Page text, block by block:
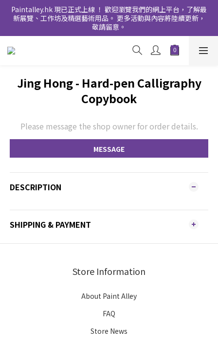
Paintalley.hk 現已正式上線 ！ 歡迎瀏覽我們的網上平台，了解最
新展覽、工作坊及精選藝術用品。 更多活動與內容將陸續更新，
敬請留意。
Jing Hong - Hard-pen Calligraphy
Copybook
Please message the shop owner for order details.
MESSAGE
DESCRIPTION
SHIPPING & PAYMENT
Store Information
About Paint Alley
FAQ
Store News